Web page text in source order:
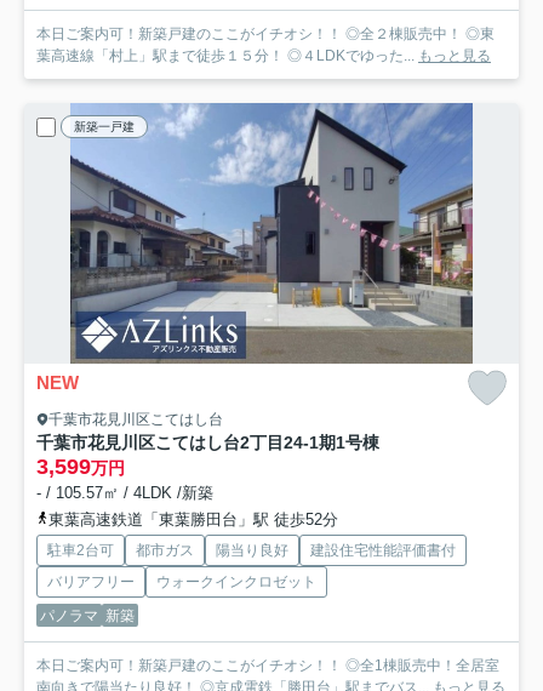
本日ご案内可！新築戸建のここがイチオシ！！ ◎全２棟販売中！ ◎東
葉高速線「村上」駅まで徒歩１５分！ ◎４LDKでゆった... もっと見る
新築一戸建
NEW
千葉市花見川区こてはし台
千葉市花見川区こてはし台2丁目24-1期1号棟
3,599万円
- / 105.57㎡ / 4LDK /新築
東葉高速鉄道「東葉勝田台」駅 徒歩52分
駐車2台可 都市ガス 陽当り良好
建設住宅性能評価書付
バリアフリー
ウォークインクロゼット
パノラマ 新築
本日ご案内可！新築戸建のここがイチオシ！！ ◎全1棟販売中！全居室